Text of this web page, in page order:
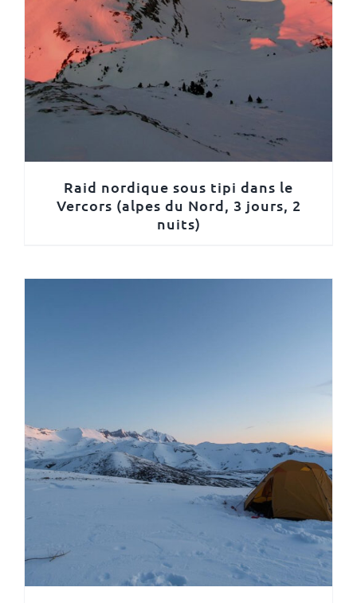
Raid nordique sous tipi dans le
Vercors (alpes du Nord, 3 jours, 2
nuits)